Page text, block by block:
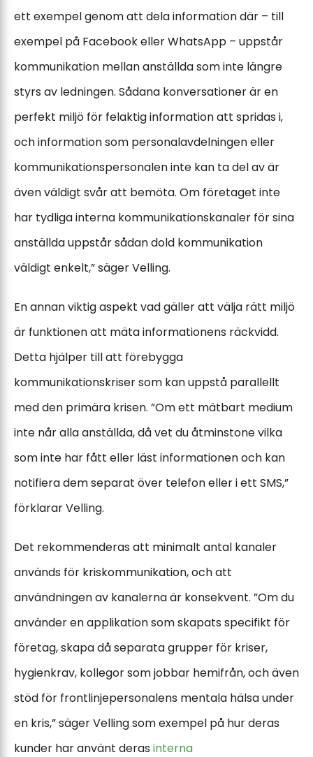
ett exempel genom att dela information där – till
exempel på Facebook eller WhatsApp – uppstår
kommunikation mellan anställda som inte längre
styrs av ledningen. Sådana konversationer är en
perfekt miljö för felaktig information att spridas i,
och information som personalavdelningen eller
kommunikationspersonalen inte kan ta del av är
även väldigt svår att bemöta. Om företaget inte
har tydliga interna kommunikationskanaler för sina
anställda uppstår sådan dold kommunikation
väldigt enkelt,” säger Velling.
En annan viktig aspekt vad gäller att välja rätt miljö
är funktionen att mäta informationens räckvidd.
Detta hjälper till att förebygga
kommunikationskriser som kan uppstå parallellt
med den primära krisen. ”Om ett mätbart medium
inte når alla anställda, då vet du åtminstone vilka
som inte har fått eller läst informationen och kan
notifiera dem separat över telefon eller i ett SMS,”
förklarar Velling.
Det rekommenderas att minimalt antal kanaler
används för kriskommunikation, och att
användningen av kanalerna är konsekvent. ”Om du
använder en applikation som skapats specifikt för
företag, skapa då separata grupper för kriser,
hygienkrav, kollegor som jobbar hemifrån, och även
stöd för frontlinjepersonalens mentala hälsa under
en kris,” säger Velling som exempel på hur deras
kunder har använt deras interna